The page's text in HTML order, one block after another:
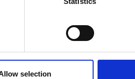
selection
di autotutela, l’accertamento
dell’ufficio e dunque
in un aumento
conclusione viene,
ad opera del D.lgs.